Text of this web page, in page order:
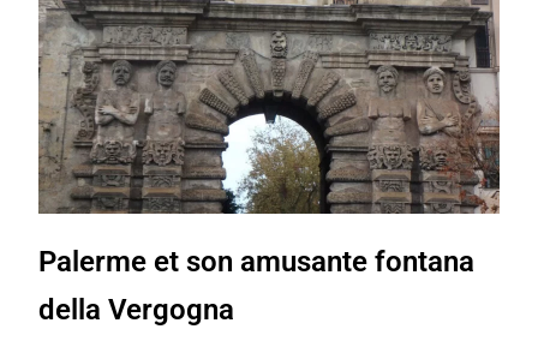
Palerme et son amusante fontana
della Vergogna